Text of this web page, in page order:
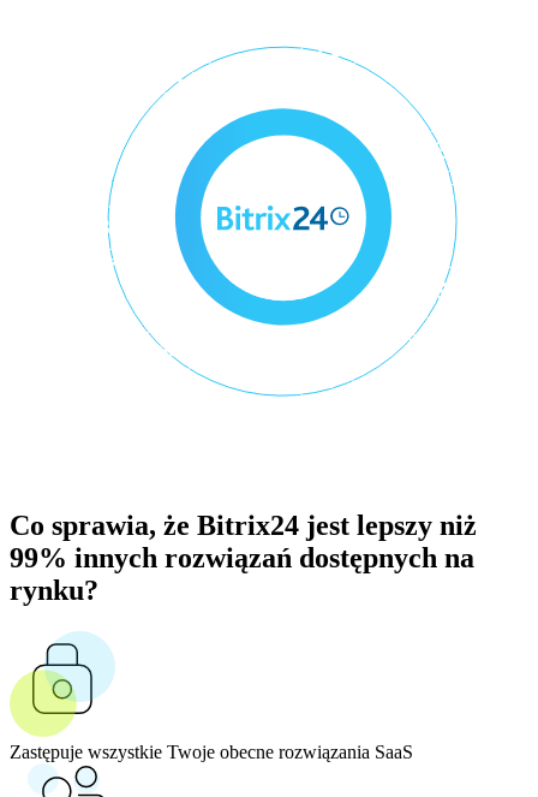
Co sprawia, że Bitrix24 jest lepszy niż
99% innych rozwiązań dostępnych na
rynku?
Zastępuje wszystkie Twoje obecne rozwiązania SaaS